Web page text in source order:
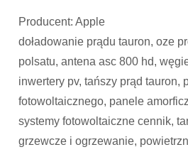
Producent: Apple
doładowanie prądu tauron, oze
polsatu, antena asc 800 hd,
inwertery pv, tańszy prąd tauron,
fotowoltaicznego, panele
systemy fotowoltaiczne cennik,
grzewcze i ogrzewanie,